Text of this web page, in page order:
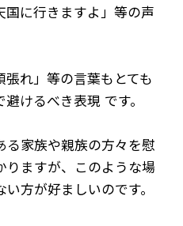
国に行きますよ」等の声
張れ」等の言葉もとても
けるべき表現 です。
る家族や親族の方々を慰
りますが、このような場
方が好ましいのです。